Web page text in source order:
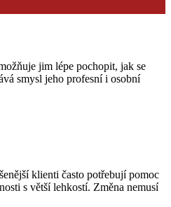
jim lépe pochopit, jak se
smysl jeho profesní i osobní
klienti často potřebují pomoc
s větší lehkostí. Změna nemusí